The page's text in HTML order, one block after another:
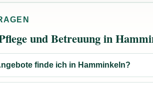
und Betreuung in
finde ich in Hamminkeln?